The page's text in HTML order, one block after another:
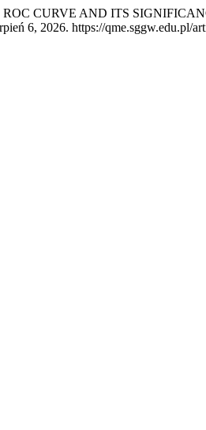
CURVE AND ITS
6, 2026. https://qme.sggw.edu.pl/